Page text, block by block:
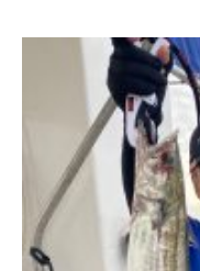
公式Facebook
公式Instagram